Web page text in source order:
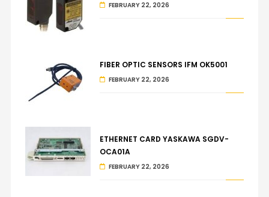
FEBRUARY 22, 2026
FIBER OPTIC SENSORS IFM OK5001
FEBRUARY 22, 2026
ETHERNET CARD YASKAWA SGDV-
OCA01A
FEBRUARY 22, 2026